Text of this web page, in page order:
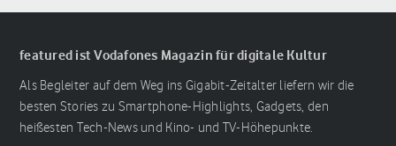
featured ist Vodafones Magazin für digitale Kultur
Als Begleiter auf dem Weg ins Gigabit-Zeitalter liefern wir die
besten Stories zu Smartphone-Highlights, Gadgets, den
heißesten Tech-News und Kino- und TV-Höhepunkte.